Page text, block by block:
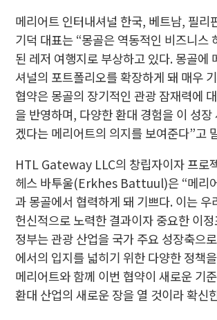
메리어트 인터내셔널 한국, 베트남, 필리
기덕 대표는 “몽골은 역동적인 비즈니스
된 레저 여행지로 부상하고 있다. 몽골에
셔널의 포트폴리오를 확장하게 돼 매우
협약은 몽골의 장기적인 관광 잠재력에
을 반영하며, 다양한 환대 경험을 이 성장
겠다는 메리어트의 의지를 보여준다”고
HTL Gateway LLC의 창립자이자 프로
헤스 바투울(Erkhes Battuul)은 “메리
과 몽골에서 협력하게 돼 기쁘다. 이는 우
헌신적으로 노력한 결과이자 중요한 이
정부는 관광 산업을 국가 주요 성장축으
에서의 입지를 넓히기 위한 다양한 정책
메리어트와 함께 이번 협약이 새로운 기
환대 산업의 새로운 장을 열 것이라 확신